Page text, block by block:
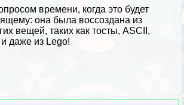
времени, когда это будет
она была воссоздана из
вещей, таких как тосты, ASCII,
даже из Lego!